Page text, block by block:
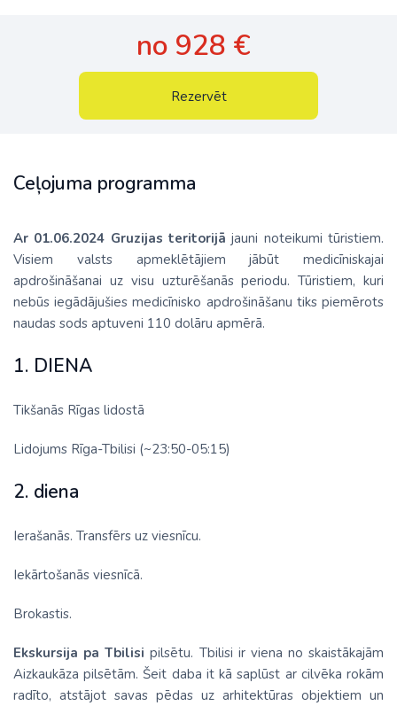
Ceļojuma programma
Ar 01.06.2024 Gruzijas teritorijā jauni noteikumi tūristiem.
Visiem valsts apmeklētājiem jābūt medicīniskajai
apdrošināšanai uz visu uzturēšanās periodu. Tūristiem, kuri
nebūs iegādājušies medicīnisko apdrošināšanu tiks piemērots
naudas sods aptuveni 110 dolāru apmērā.
1. DIENA
Tikšanās Rīgas lidostā
Lidojums Rīga-Tbilisi (~23:50-05:15)
2. diena
Ierašanās. Transfērs uz viesnīcu.
Iekārtošanās viesnīcā.
Brokastis.
Ekskursija pa Tbilisi pilsētu. Tbilisi ir viena no skaistākajām
Aizkaukāza pilsētām. Šeit daba it kā saplūst ar cilvēka rokām
radīto, atstājot savas pēdas uz arhitektūras objektiem un
no 928 €
Rezervēt